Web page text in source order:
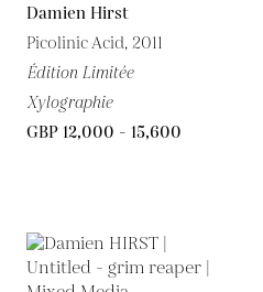
Damien Hirst
Picolinic Acid, 2011
Édition Limitée
Xylographie
GBP 12,000 - 15,600